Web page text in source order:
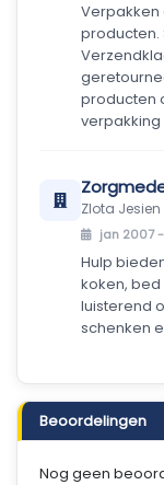
Verpakken
producten.
producten
Zlota Jesien
jan 2007
Hulp
koken,
luisterend
schenken
Beoordelingen
Nog geen